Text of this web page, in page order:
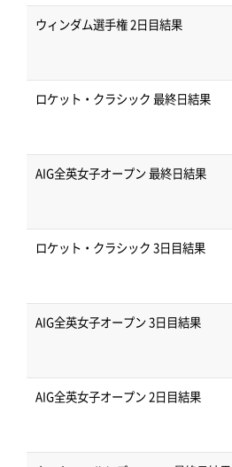
ウィンダム選手権 2日目結果
ロケット・クラシック 最終日結果
AIG全英女子オープン 最終日結果
ロケット・クラシック 3日目結果
AIG全英女子オープン 3日目結果
AIG全英女子オープン 2日目結果